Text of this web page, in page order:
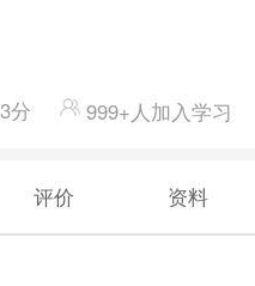
分 999+人加入学习
评价 资料